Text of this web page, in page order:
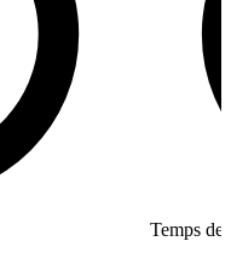
Temps de